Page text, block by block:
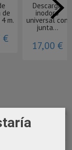
de
m.
€
Descarga
inodoro
universal con
junta...
17,00 €